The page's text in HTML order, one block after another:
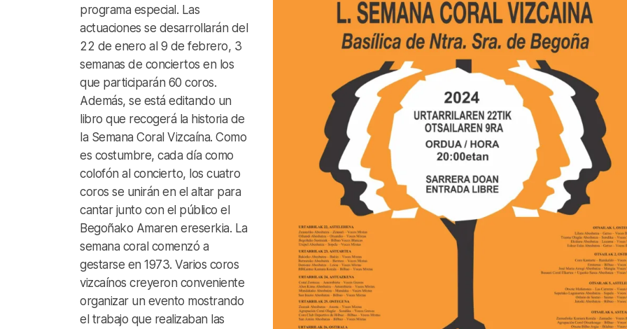
programa especial. Las
actuaciones se desarrollarán del
22 de enero al 9 de febrero, 3
semanas de conciertos en los
que participarán 60 coros.
Además, se está editando un
libro que recogerá la historia de
la Semana Coral Vizcaína. Como
es costumbre, cada día como
colofón al concierto, los cuatro
coros se unirán en el altar para
cantar junto con el público el
Begoñako Amaren ereserkia. La
semana coral comenzó a
gestarse en 1973. Varios coros
vizcaínos creyeron conveniente
organizar un evento mostrando
el trabajo que realizaban las